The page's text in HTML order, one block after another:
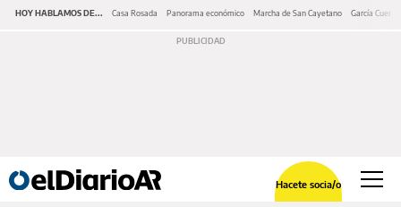
HOY HABLAMOS DE... Casa Rosada Panorama económico Marcha de San Cayetano García Cuerva
Hacete socia/o